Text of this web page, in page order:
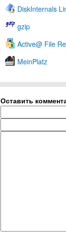
DiskInternals
gzip
Active@ File
MeinPlatz
Оставить